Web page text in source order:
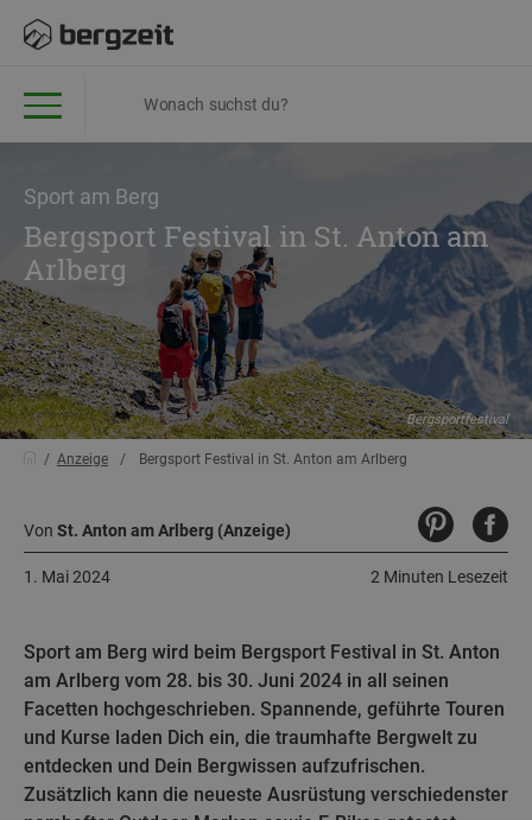
Sport am Berg
Bergsport Festival in St. Anton am
Arlberg
Bergsportfestival
Anzeige Bergsport Festival in St. Anton am Arlberg
Von St. Anton am Arlberg (Anzeige)
2 Minuten Lesezeit
1. Mai 2024
Sport am Berg wird beim Bergsport Festival in St. Anton
am Arlberg vom 28. bis 30. Juni 2024 in all seinen
Facetten hochgeschrieben. Spannende, geführte Touren
und Kurse laden Dich ein, die traumhafte Bergwelt zu
entdecken und Dein Bergwissen aufzufrischen.
Zusätzlich kann die neueste Ausrüstung verschiedenster